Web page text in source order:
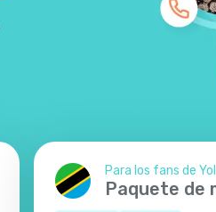
Para los fans de
Paquete de